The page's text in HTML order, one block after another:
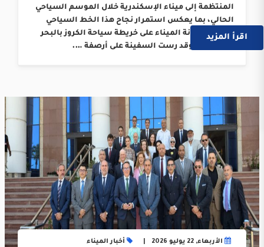
المنتظمة إلى ميناء الإسكندرية خلال الموسم السياحي
الحالي، بما يعكس استمرار نجاح هذا الخط السياحي
وترسيخ مكانة الميناء على خريطة سياحة الكروز بالبحر
المتوسط. وقد رست السفينة على أرصفة ….
اقرأ المزيد
الأربعاء, 22 يوليو 2026 أخبار الميناء